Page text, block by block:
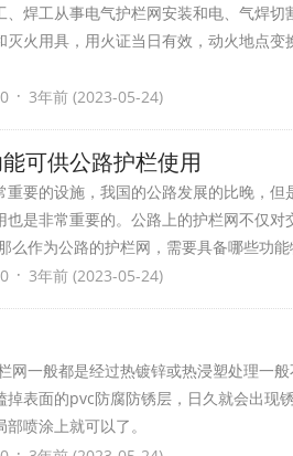
焊工从事电气护栏网安装和电、气焊
火用具，用火证当日有效，动火地点
· 3年前 (2023-05-24)
可供公路护栏使用
要的设施，我国的公路发展的比晚，
是非常重要的。公路上的护栏网不仅
么作为公路的护栏网，需要具备哪些功
· 3年前 (2023-05-24)
网一般都是经过热镀锌或热浸塑处理一
表面的pvc防腐防锈层，日久就会出现
部喷涂上就可以了。